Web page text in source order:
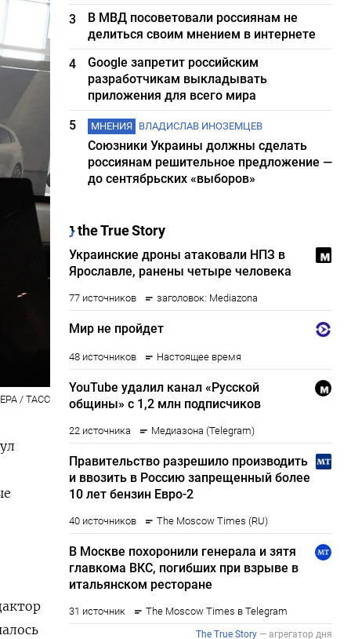
/ ТАСС
3
В МВД посоветовали россиянам не
делиться своим мнением в интернете
4
Google запретит российским
разработчикам выкладывать
приложения для всего мира
5
МНЕНИЯ ВЛАДИСЛАВ ИНОЗЕМЦЕВ
Союзники Украины должны сделать
россиянам решительное предложение —
до сентябрьских «выборов»